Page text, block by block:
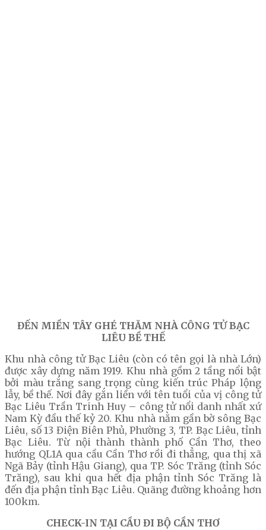
ĐẾN MIỀN TÂY GHÉ THĂM NHÀ CÔNG TỬ BẠC
LIÊU BỀ THẾ
Khu nhà công tử Bạc Liêu (còn có tên gọi là nhà Lớn)
được xây dựng năm 1919. Khu nhà gồm 2 tầng nổi bật
bởi màu trắng sang trọng cùng kiến trúc Pháp lộng
lẫy, bề thế. Nơi đây gắn liền với tên tuổi của vị công tử
Bạc Liêu Trần Trinh Huy – công tử nổi danh nhất xứ
Nam Kỳ đầu thế kỷ 20. Khu nhà nằm gần bờ sông Bạc
Liêu, số 13 Điện Biên Phủ, Phường 3, TP. Bạc Liêu, tỉnh
Bạc Liêu. Từ nội thành thành phố Cần Thơ, theo
hướng QL1A qua cầu Cần Thơ rồi đi thẳng, qua thị xã
Ngã Bảy (tỉnh Hậu Giang), qua TP. Sóc Trăng (tỉnh Sóc
Trăng), sau khi qua hết địa phận tỉnh Sóc Trăng là
đến địa phận tỉnh Bạc Liêu. Quãng đường khoảng hơn
100km.
CHECK-IN TẠI CẦU ĐI BỘ CẦN THƠ